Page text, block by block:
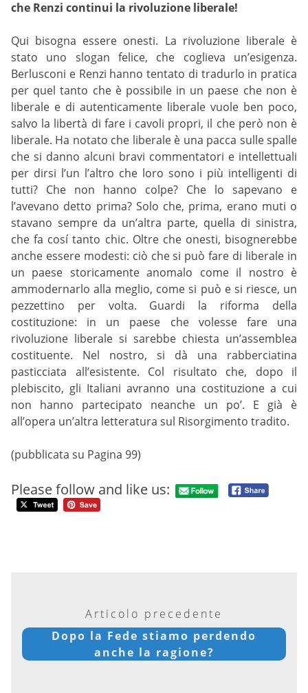
che Renzi continui la rivoluzione liberale!
Qui bisogna essere onesti. La rivoluzione liberale è
stato uno slogan felice, che coglieva un’esigenza.
Berlusconi e Renzi hanno tentato di tradurlo in pratica
per quel tanto che è possibile in un paese che non è
liberale e di autenticamente liberale vuole ben poco,
salvo la libertà di fare i cavoli propri, il che però non è
liberale. Ha notato che liberale è una pacca sulle spalle
che si danno alcuni bravi commentatori e intellettuali
per dirsi l’un l’altro che loro sono i più intelligenti di
tutti? Che non hanno colpe? Che lo sapevano e
l’avevano detto prima? Solo che, prima, erano muti o
stavano sempre da un’altra parte, quella di sinistra,
che fa cosí tanto chic. Oltre che onesti, bisognerebbe
anche essere modesti: ciò che si può fare di liberale in
un paese storicamente anomalo come il nostro è
ammodernarlo alla meglio, come si può e si riesce, un
pezzettino per volta. Guardi la riforma della
costituzione: in un paese che volesse fare una
rivoluzione liberale si sarebbe chiesta un’assemblea
costituente. Nel nostro, si dà una rabberciatina
pasticciata all’esistente. Col risultato che, dopo il
plebiscito, gli Italiani avranno una costituzione a cui
non hanno partecipato neanche un po’. E già è
all’opera un’altra letteratura sul Risorgimento tradito.
(pubblicata su Pagina 99)
Please follow and like us:
Articolo precedente
Dopo la Fede stiamo perdendo
anche la ragione?